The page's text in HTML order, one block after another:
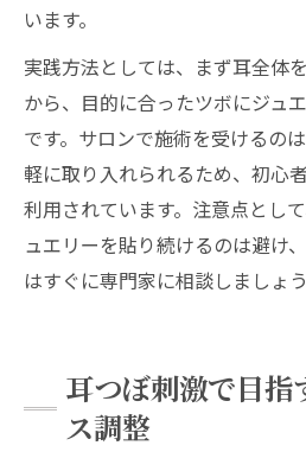
います。
実践方法としては、まず耳全体
から、目的に合ったツボにジュ
です。サロンで施術を受けるの
軽に取り入れられるため、初心
利用されています。注意点とし
ュエリーを貼り続けるのは避け
はすぐに専門家に相談しましょう
耳つぼ刺激で目指
ス調整